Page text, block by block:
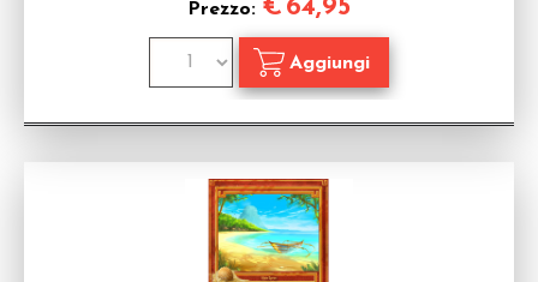
Prezzo: € 64,95